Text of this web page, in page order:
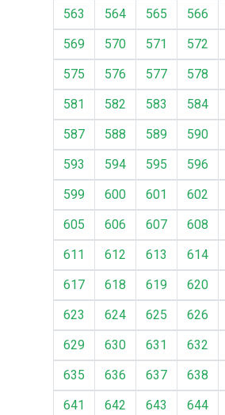
563
564 565 566
569
570 571 572
575
576 577 578
581
582 583 584
587
588 589 590
593
594 595 596
599
600 601 602
605
606 607 608
611
612 613 614
617
618 619 620
623
624 625 626
629
630 631 632
635
636 637 638
641
642 643 644